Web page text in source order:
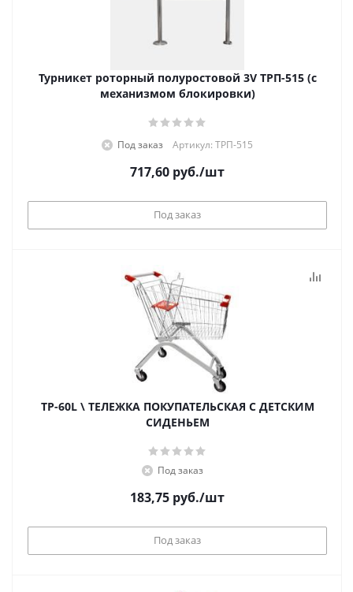
Турникет роторный полуростовой 3V ТРП-515 (с
механизмом блокировки)
Под заказ Артикул: ТРП-515
717,60 руб./шт
Под заказ
TP-60L \ ТЕЛЕЖКА ПОКУПАТЕЛЬСКАЯ С ДЕТСКИМ
СИДЕНЬЕМ
Под заказ
183,75 руб./шт
Под заказ